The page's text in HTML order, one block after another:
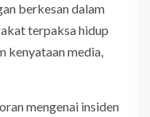
berkesan dalam
terpaksa hidup
kenyataan media,
mengenai insiden